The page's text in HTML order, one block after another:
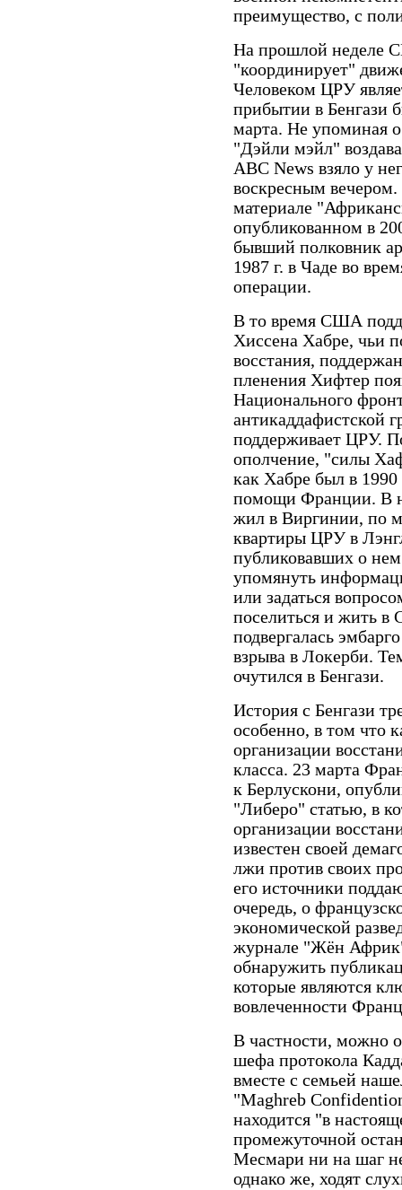
преимущество, с
На прошлой неделе
"координирует"
Человеком ЦРУ
прибытии в Бенгази
марта. Не упоминая
"Дэйли мэйл"
ABC News взяло у
воскресным вечером.
материале
опубликованном в
бывший полковник
1987 г. в Чаде во
операции.
В то время США
Хиссена Хабре, чьи
восстания,
пленения Хифтер
Национального
антикаддафистской
поддерживает ЦРУ.
ополчение, "силы
как Хабре был в
помощи Франции. В
жил в Виргинии, по
квартиры ЦРУ в
публиковавших о
упомянуть
или задаться
поселиться и жить
подвергалась
взрыва в Локерби.
очутился в Бенгази.
История с Бенгази
особенно, в том что
организации
класса. 23 марта
к Берлускони,
"Либеро" статью, в
организации
известен своей
лжи против своих
его источники
очередь, о
экономической
журнале "Жён
обнаружить
которые являются
вовлеченности
В частности, можно
шефа протокола
вместе с семьей
"Maghreb
находится "в
промежуточной
Месмари ни на шаг
однако же, ходят